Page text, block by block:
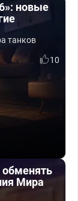
новые
танков
10
обменять
Мира